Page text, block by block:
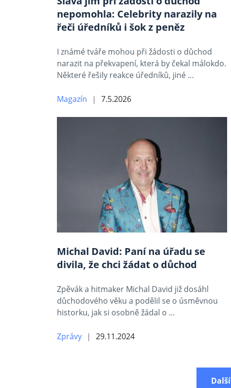
nepomohla: Celebrity narazily na
řeči úředníků i šok z peněz
I známé tváře mohou při žádosti o důchod
narazit na překvapení, která by čekal málokdo.
Některé řešily reakce úředníků, jiné …
Magazín 7.5.2026
Michal David: Paní na úřadu se
divila, že chci žádat o důchod
Zpěvák a hitmaker Michal David již dosáhl
důchodového věku a podělil se o úsměvnou
historku, jak si osobně žádal o …
Zprávy 29.11.2024